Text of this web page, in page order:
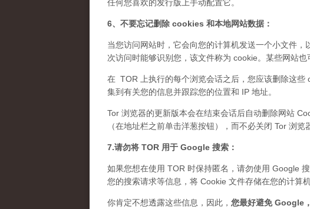
任何您喜欢的发行版上手动配置它。
6、不要忘记删除 cookies 和本地网站数据：
当您访问网站时，它会向您的计算机发送一个小文件
次访问时能够识别您，该文件称为 cookie。某些网站也
在 TOR 上执行的每个浏览会话之后，您应该删除这
集到有关您的信息并跟踪您的位置和 IP 地址。
Tor 浏览器的更新版本会在结束会话后自动删除网站
（在地址栏之前单击洋葱按钮），而不必关闭 Tor 浏览
7.请勿将 TOR 用于 Google 搜索：
如果您想在使用 TOR 时保持匿名，请勿使用 Google
您的搜索请求等信息，将 Cookie 文件存储在您的计算
你肯定不想透露这些信息，因此， 您最好避免 Google